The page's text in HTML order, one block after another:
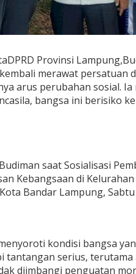
Provinsi
merawat persatuan
arus perubahan sosial. Ia
bangsa ini berisiko
saat Sosialisasi
Kebangsaan di
Bandar Lampung, Sabtu
kondisi bangsa
tantangan serius, terutama
diimbangi penguatan
Ke-